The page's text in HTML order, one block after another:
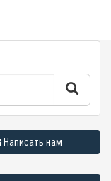
Написать нам